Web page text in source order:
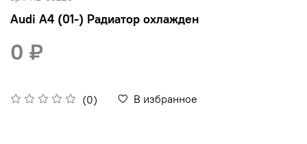
Audi A4 (01-) Радиатор охлажден
(0) В избранное
0 ₽